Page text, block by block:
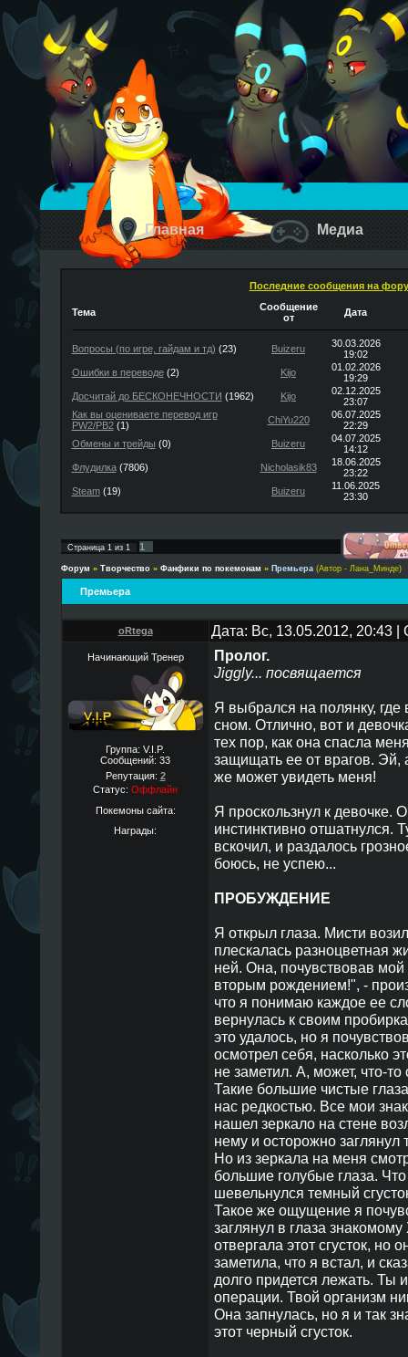
Главная Медиа
Последние сообщения на
Тема
Сообщение
от
Дата
Вопросы (по игре, гайдам и тд) (23) Buizeru
30.03.2026
19:02
Ошибки в переводе(2) Kijo
01.02.2026
19:29
Досчитай до БЕСКОНЕЧНОСТИ (1962) Kijo
02.12.2025
23:07
Как вы оцениваете перевод игр
PW2/PB2(1) ChiYu220
06.07.2025
22:29
Обмены и трейды (0) Buizeru
04.07.2025
14:12
Флудилка(7806) Nicholasik83
18.06.2025
23:22
Steam(19) Buizeru
11.06.2025
23:30
Страница 1из 1 1
Форум » Творчество » Фанфики по покемонам » Премьера (Автор - Лана_Минде)
Премьера
oRtega Дата: Вс, 13.05.2012, 20:43
Начинающий Тренер
Группа: V.I.P.
Сообщений: 33
Репутация: 2
Статус: Оффлайн
Покемоны сайта:
Награды:
Пролог.
Jiggly... посвящается
Я выбрался на полянку, где
сном. Отлично, вот и
тех пор, как она спасла
защищать ее от врагов. Эй,
же может увидеть меня!
Я проскользнул к девочке.
инстинктивно отшатнулся.
вскочил, и раздалось
боюсь, не успею...
ПРОБУЖДЕНИЕ
Я открыл глаза. Мисти
плескалась разноцветная
ней. Она, почувствовав
вторым рождением!", -
что я понимаю каждое ее
вернулась к своим
это удалось, но я
осмотрел себя, насколько
не заметил. А, может, что-
Такие большие чистые
нас редкостью. Все мои
нашел зеркало на стене
нему и осторожно заглянул
Но из зеркала на меня
большие голубые глаза.
шевельнулся темный
Такое же ощущение я
заглянул в глаза
отвергала этот сгусток, но
заметила, что я встал, и
долго придется лежать. Ты
операции. Твой организм
Она запнулась, но я и так
этот черный сгусток.